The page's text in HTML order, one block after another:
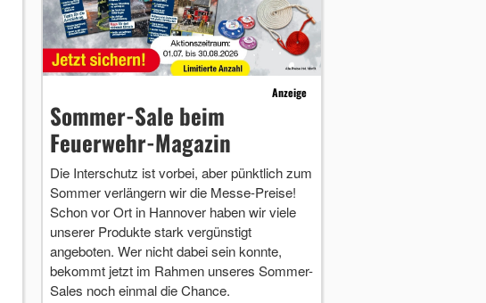
Anzeige
Sommer-Sale beim
Feuerwehr-Magazin
Die Interschutz ist vorbei, aber pünktlich zum
Sommer verlängern wir die Messe-Preise!
Schon vor Ort in Hannover haben wir viele
unserer Produkte stark vergünstigt
angeboten. Wer nicht dabei sein konnte,
bekommt jetzt im Rahmen unseres Sommer-
Sales noch einmal die Chance.